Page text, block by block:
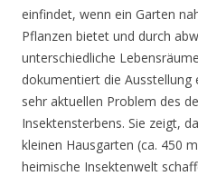
einfindet, wenn ein Garten
Pflanzen bietet und durch
unterschiedliche
dokumentiert die
sehr aktuellen Problem des
Insektensterbens. Sie zeigt,
kleinen Hausgarten (ca. 450
heimische Insektenwelt